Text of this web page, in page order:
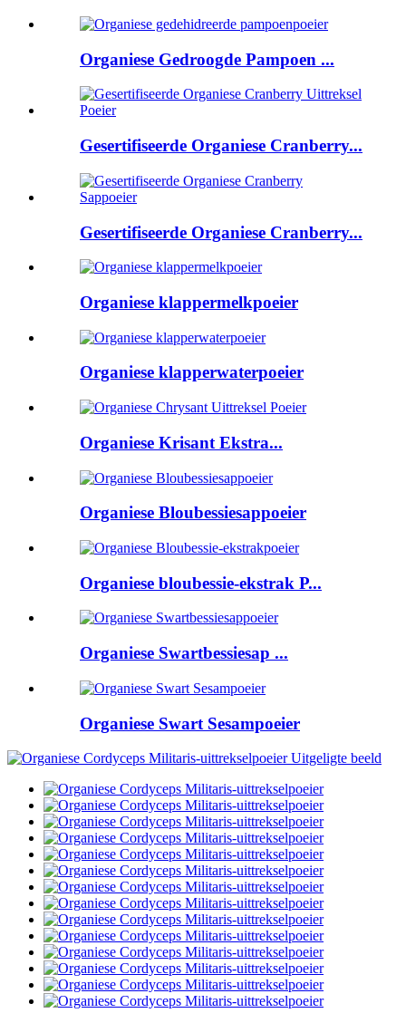
Organiese Gedroogde Pampoen ...
Gesertifiseerde Organiese Cranberry...
Gesertifiseerde Organiese Cranberry...
Organiese klappermelkpoeier
Organiese klapperwaterpoeier
Organiese Krisant Ekstra...
Organiese Bloubessiesappoeier
Organiese bloubessie-ekstrak P...
Organiese Swartbessiesap ...
Organiese Swart Sesampoeier